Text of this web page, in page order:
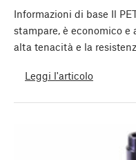
Informazioni di base Il
stampare, è economico
alta tenacità e la
Leggi l'articolo